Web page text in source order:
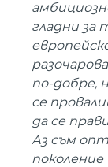
гладни за
по-добре,
се
да се
Аз съм
поколение